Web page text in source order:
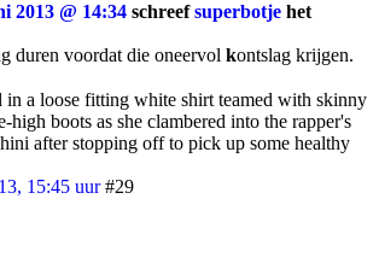
2013 @ 14:34 schreefsuperbotje het
duren voordat die oneervol kontslag krijgen.
in a loose fitting white shirt teamed with skinny
high boots as she clambered into the rapper's
after stopping off to pick up some healthy
15:45 uur #29